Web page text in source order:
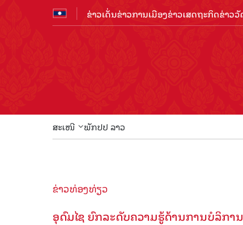
ຂ່າວເດັ່ນຂ່າວການເມືອງຂ່າວເສດຖະກິດຂ່າວ
ສະເໜີ ພັກປປ ລາວ
ຂ່າວທ່ອງທ່ຽວ
ອຸດົມໄຊ ຍົກລະດັບຄວາມຮູ້ດ້ານການບໍລິກາ